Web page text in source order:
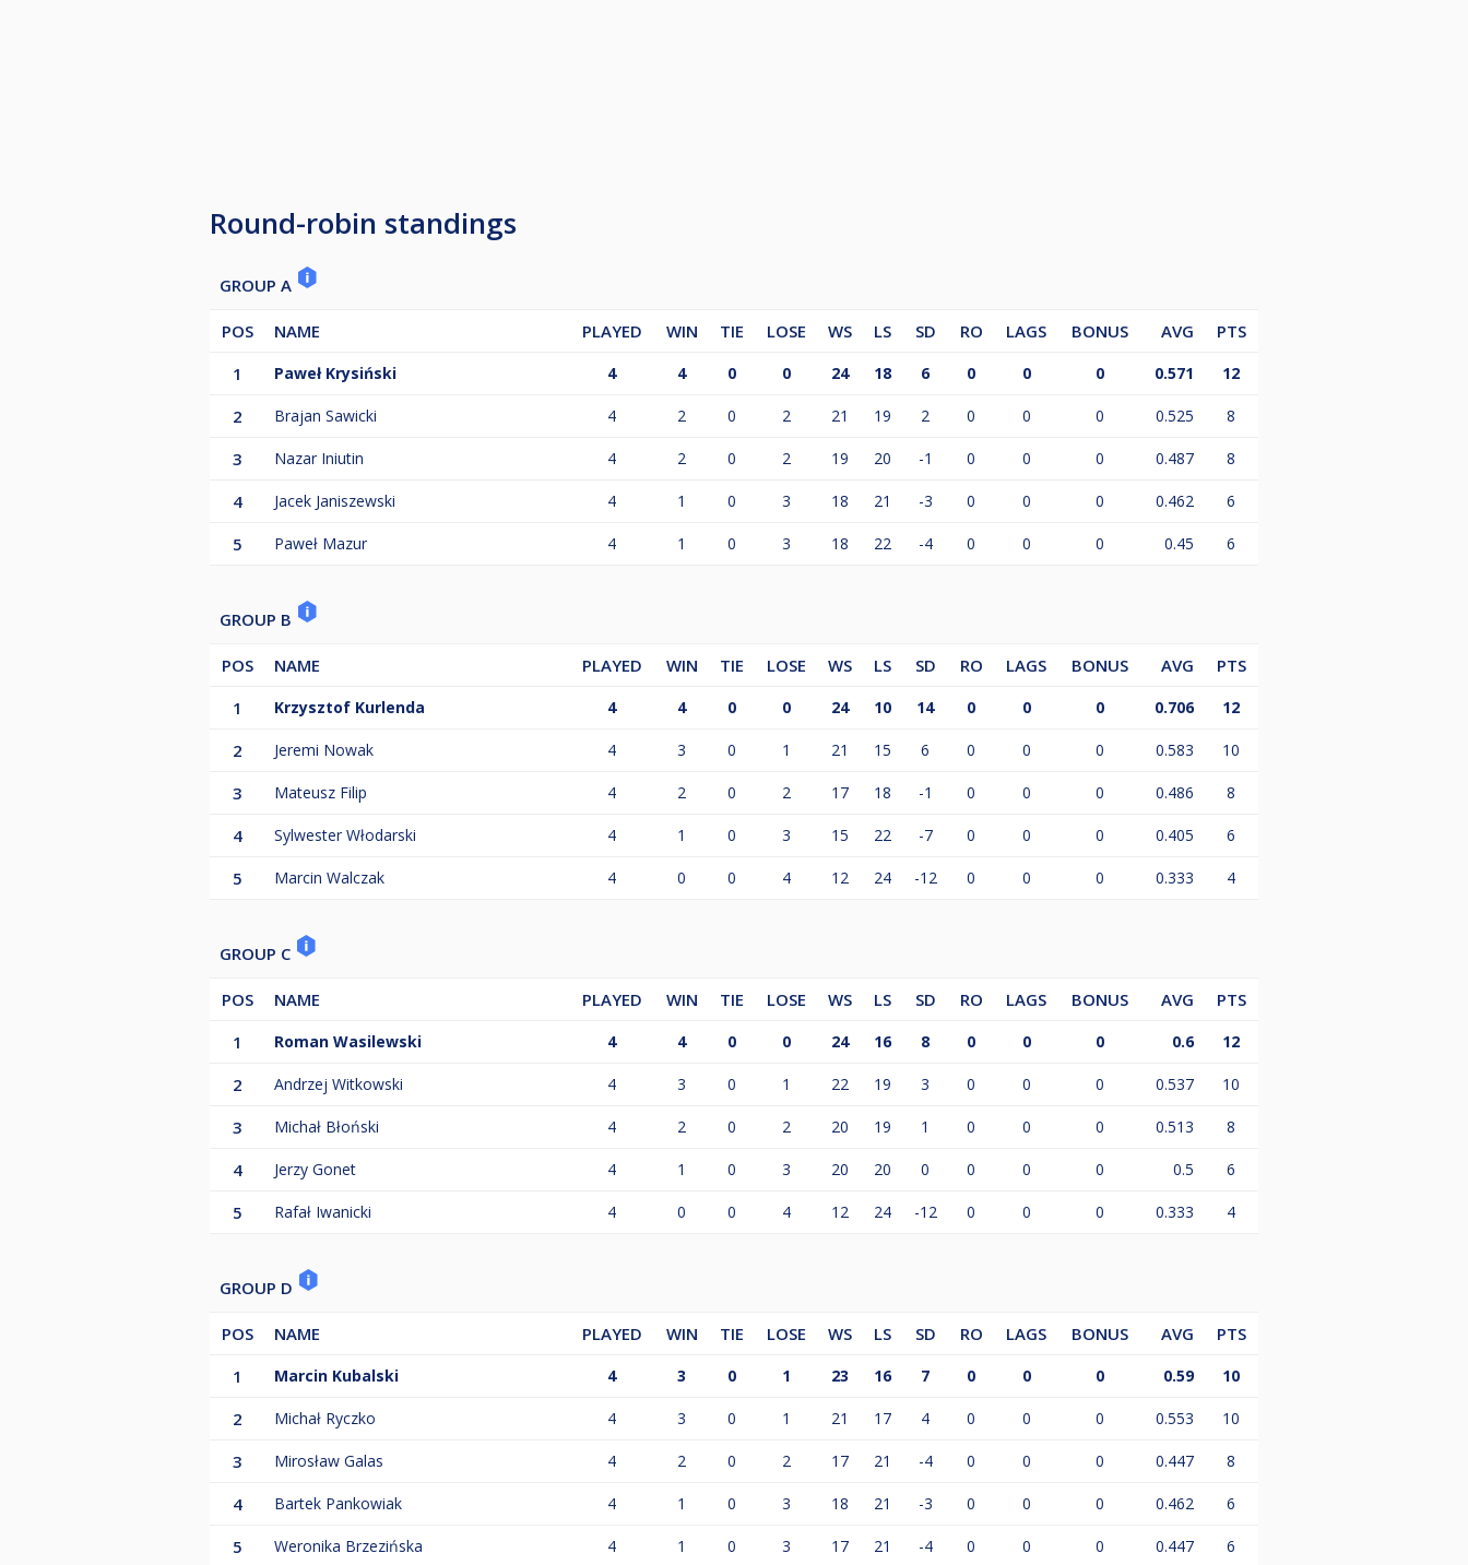
Round-robin standings
GROUP A
POS NAME PLAYED WIN TIE LOSE WS LS SD RO LAGS BONUS AVG
PTS
1
Paweł Krysiński 4 4 0 0 24 18 6 0 0 0 0.571 12
2 Brajan Sawicki 4 2 0 2 21 19 2 0 0 0 0.525 8
3 Nazar Iniutin 4 2 0 2 19 20 -1 0 0 0 0.487 8
4 Jacek Janiszewski 4 1 0 3 18 21 -3 0 0 0 0.462 6
5 Paweł Mazur 4 1 0 3 18 22 -4 0 0 0 0.45 6
GROUP B
POS NAME PLAYED WIN TIE LOSE WS LS SD RO LAGS BONUS AVG
PTS
1
Krzysztof Kurlenda 4 4 0 0 24 10 14 0 0 0 0.706 12
2 Jeremi Nowak 4 3 0 1 21 15 6 0 0 0 0.583 10
3 Mateusz Filip 4 2 0 2 17 18 -1 0 0 0 0.486 8
4 Sylwester Włodarski 4 1 0 3 15 22 -7 0 0 0 0.405 6
5 Marcin Walczak 4 0 0 4 12 24 -12 0 0 0 0.333 4
GROUP C
POS NAME PLAYED WIN TIE LOSE WS LS SD RO LAGS BONUS AVG
PTS
1
Roman Wasilewski 4 4 0 0 24 16 8 0 0 0 0.6 12
2 Andrzej Witkowski 4 3 0 1 22 19 3 0 0 0 0.537 10
3 Michał Błoński 4 2 0 2 20 19 1 0 0 0 0.513 8
4 Jerzy Gonet 4 1 0 3 20 20 0 0 0 0 0.5 6
5 Rafał Iwanicki 4 0 0 4 12 24 -12 0 0 0 0.333 4
GROUP D
POS NAME PLAYED WIN TIE LOSE WS LS SD RO LAGS BONUS AVG
PTS
1
Marcin Kubalski 4 3 0 1 23 16 7 0 0 0 0.59 10
2 Michał Ryczko 4 3 0 1 21 17 4 0 0 0 0.553 10
3 Mirosław Galas 4 2 0 2 17 21 -4 0 0 0 0.447 8
4 Bartek Pankowiak 4 1 0 3 18 21 -3 0 0 0 0.462 6
5 Weronika Brzezińska 4 1 0 3 17 21 -4 0 0 0 0.447 6